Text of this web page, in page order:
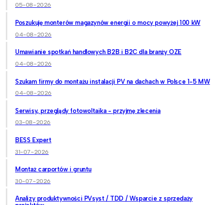
05-08-2026
Poszukuję monterów magazynów energii o mocy powyżej 100 kW
04-08-2026
Umawianie spotkań handlowych B2B i B2C dla branży OZE
04-08-2026
Szukam firmy do montażu instalacji PV na dachach w Polsce 1-5 MW
04-08-2026
Serwisy, przeglądy fotowoltaika - przyjmę zlecenia
03-08-2026
BESS Expert
31-07-2026
Montaż carportów i gruntu
30-07-2026
Analizy produktywności PVsyst / TDD / Wsparcie z sprzedaży